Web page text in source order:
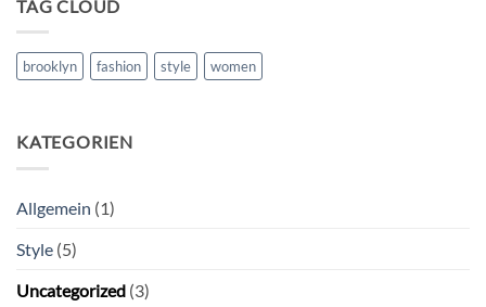
TAG CLOUD
brooklyn fashion style women
KATEGORIEN
Allgemein (1)
Style (5)
Uncategorized (3)